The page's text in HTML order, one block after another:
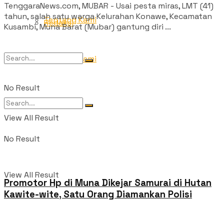
Redaksi
Tentang Kami
No Result
View All Result
Tentang Kami
No Result
View All Result
TenggaraNews.com, MUBAR - Usai pesta miras, LMT (41)
tahun, salah satu warga Kelurahan Konawe, Kecamatan
Kusambi, Muna Barat (Mubar) gantung diri ...
Promotor Hp di Muna Dikejar Samurai di Hutan
Kawite-wite, Satu Orang Diamankan Polisi